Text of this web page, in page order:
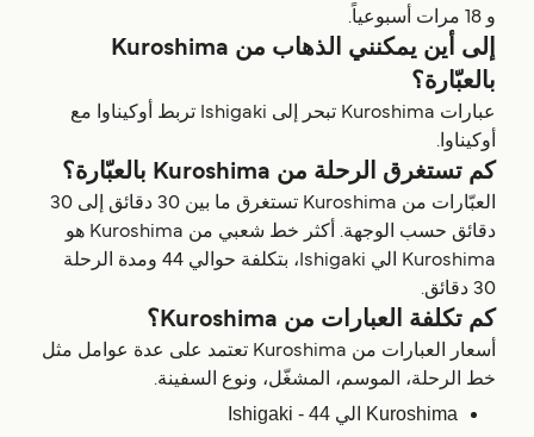
إلى أين يمكنني الذهاب من Kuroshima
بالعبّارة؟
عبارات Kuroshima تبحر إلى Ishigaki تربط أوكيناوا مع
أوكيناوا.
كم تستغرق الرحلة من Kuroshima بالعبّارة؟
العبّارات من Kuroshima تستغرق ما بين 30 دقائق إلى 30
دقائق حسب الوجهة. أكثر خط شعبي من Kuroshima هو
Kuroshima الي Ishigaki، بتكلفة حوالي 44 ومدة الرحلة
30 دقائق.
كم تكلفة العبارات من Kuroshima؟
أسعار العبارات من Kuroshima تعتمد على عدة عوامل مثل
خط الرحلة، الموسم، المشغّل، ونوع السفينة.
Kuroshima الي Ishigaki - 44